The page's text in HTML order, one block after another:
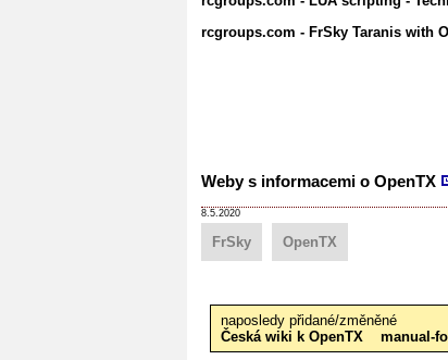
rcgroups.com - FrSky Taranis with
Weby s informacemi o OpenTX
8.5.2020
FrSky OpenTX
naposledy přidané/změněné
Česká wiki k OpenTX
manual-